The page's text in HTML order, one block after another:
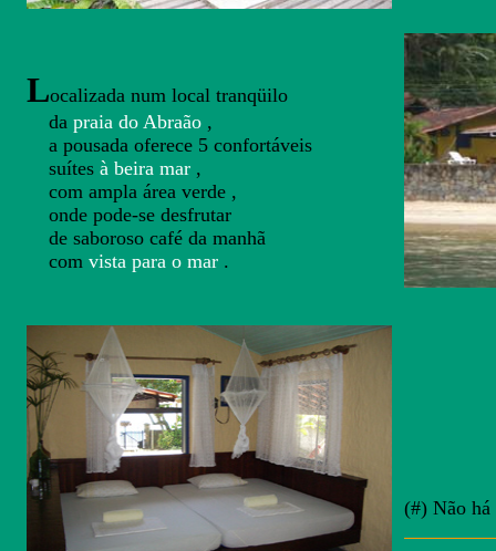
Localizada num local tranqüilo
da praia do Abraão ,
a pousada oferece 5 confortáveis
suítes à beira mar ,
com ampla área verde ,
onde pode-se desfrutar
de saboroso café da manhã
com vista para o mar .
(#) Não